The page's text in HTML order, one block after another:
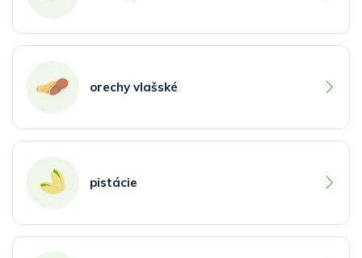
orechy vlašské
pistácie